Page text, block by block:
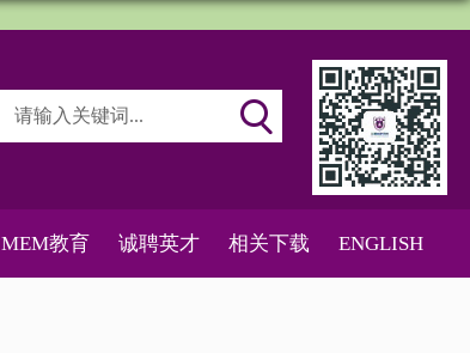
MEM教育 诚聘英才 相关下载 ENGLISH